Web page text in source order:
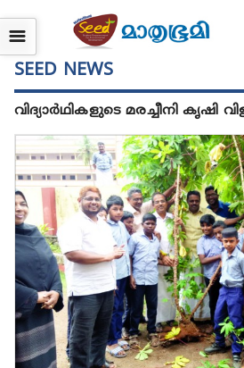
☰
SEED NEWS
വിദ്യാര്‍ഥികളുടെ മരച്ചീനി കൃഷി